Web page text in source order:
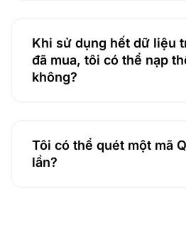
Khi sử dụng hết dữ liệu
đã mua, tôi có thể nạp
không?
Tôi có thể quét một mã
lần?